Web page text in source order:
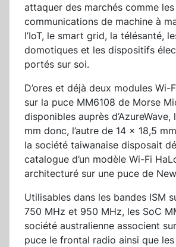
attaquer des marchés comme les
communications de machine à
l’IoT, le smart grid, la télésanté,
domotiques et les dispositifs
portés sur soi.
D’ores et déjà deux modules Wi-
sur la puce MM6108 de Morse
disponibles auprès d’AzureWave,
mm donc, l’autre de 14 x 18,5
la société taiwanaise disposait
catalogue d’un modèle Wi-Fi
architecturé sur une puce de
Utilisables dans les bandes ISM
750 MHz et 950 MHz, les SoC
société australienne associent
puce le frontal radio ainsi que